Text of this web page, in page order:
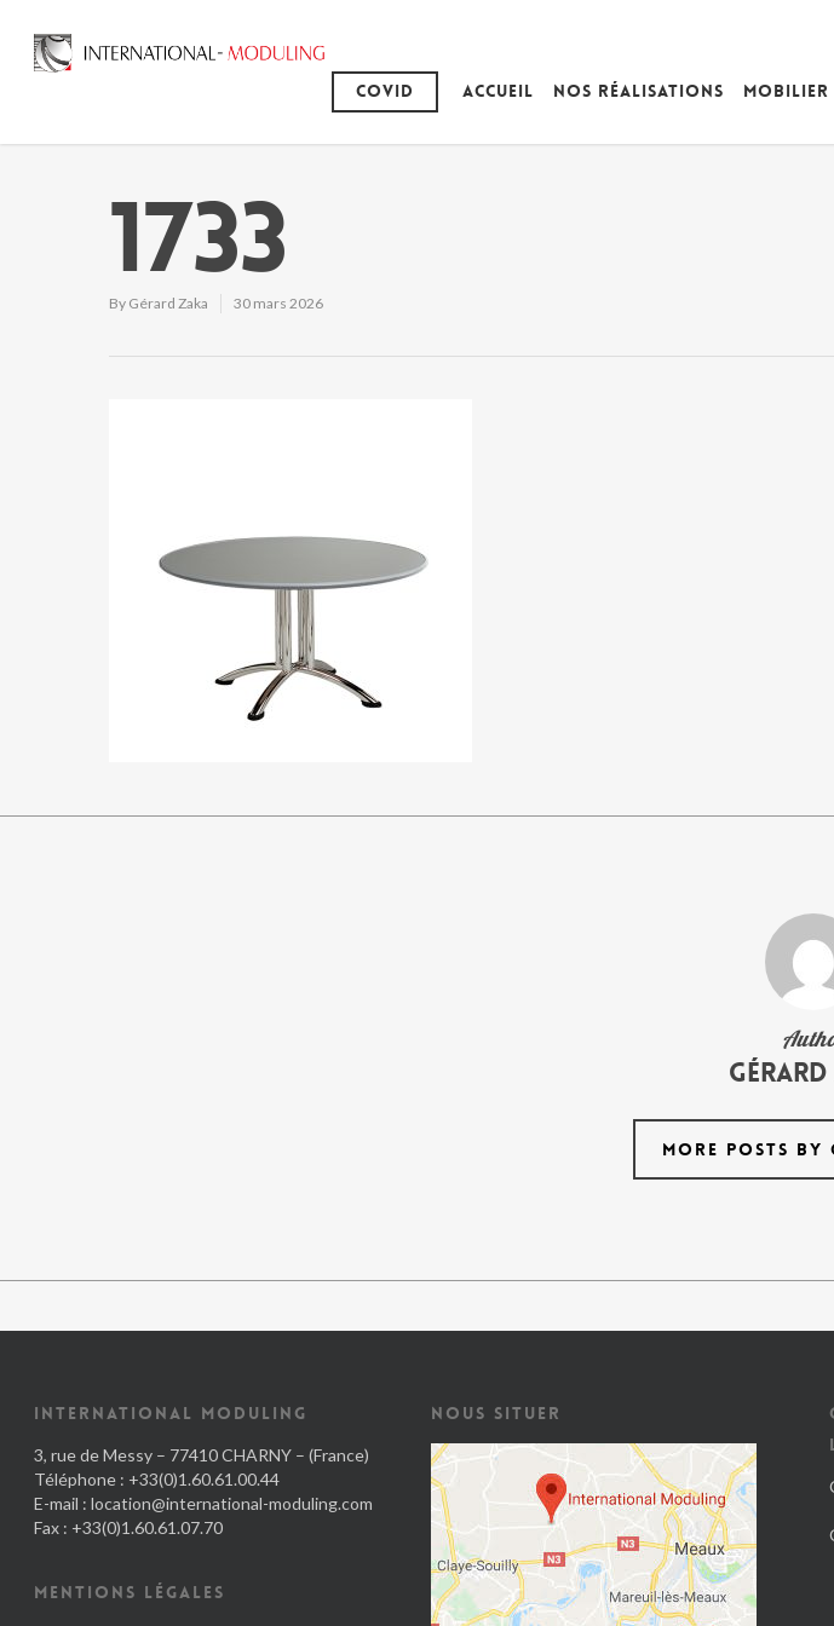
Covid Accueil Nos réalisations Mobilier
1733
By Gérard Zaka 30 mars 2026
Gérard
MORE POSTS BY
INTERNATIONAL MODULING
3, rue de Messy – 77410 CHARNY – (France)
Téléphone : +33(0)1.60.61.00.44
E-mail : location@international-moduling.com
Fax : +33(0)1.60.61.07.70
MENTIONS LÉGALES
NOUS SITUER